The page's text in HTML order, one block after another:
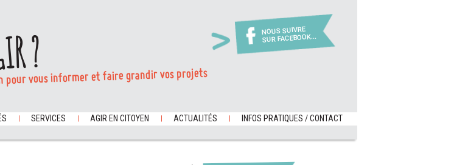
NOUS SUIVRE
SUR FACEBOOK...
?
pour vous informer et faire grandir vos projets
SERVICES AGIR EN CITOYEN ACTUALITÉS INFOS PRATIQUES / CONTACT